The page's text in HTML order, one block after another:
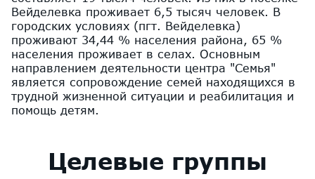
Вейделевка проживает 6,5 тысяч человек. В
городских условиях (пгт. Вейделевка)
проживают 34,44 % населения района, 65 %
населения проживает в селах. Основным
направлением деятельности центра "Семья"
является сопровождение семей находящихся в
трудной жизненной ситуации и реабилитация и
помощь детям.
Целевые группы